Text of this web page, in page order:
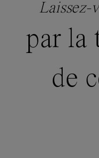
Laissez-
par la
de